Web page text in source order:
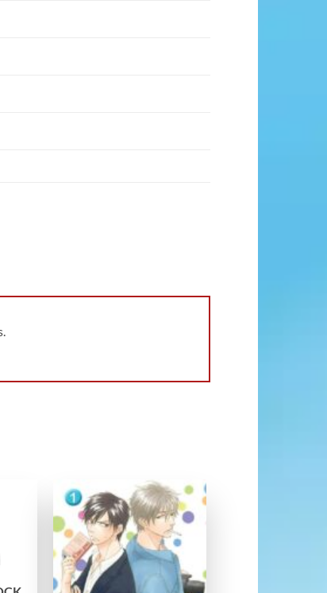
Ajouter
à la
wishlist